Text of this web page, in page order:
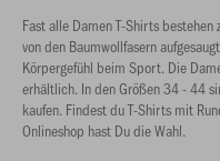
Fast alle Damen T-Shirts
von den Baumwollfasern
Körpergefühl beim Sport. Die
erhältlich. In den Größen 34 - 44
kaufen. Findest du T-Shirts mit
Onlineshop hast Du die Wahl.